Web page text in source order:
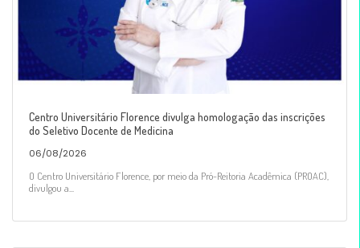
Centro Universitário Florence divulga homologação das inscrições
do Seletivo Docente de Medicina
06/08/2026
O Centro Universitário Florence, por meio da Pró-Reitoria Acadêmica (PROAC),
divulgou a...